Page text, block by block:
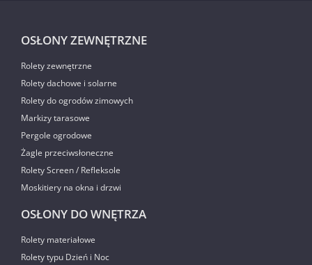
OSŁONY ZEWNĘTRZNE
Rolety zewnętrzne
Rolety dachowe i solarne
Rolety do ogrodów zimowych
Markizy tarasowe
Pergole ogrodowe
Żagle przeciwsłoneczne
Rolety Screen / Refleksole
Moskitiery na okna i drzwi
OSŁONY DO WNĘTRZA
Rolety materiałowe
Rolety typu Dzień i Noc